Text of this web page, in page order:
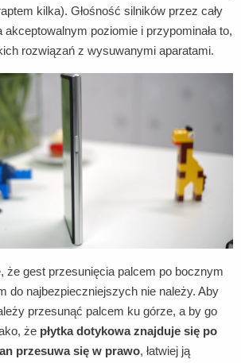
kilka). Głośność silników przez cały
akceptowalnym poziomie i przypominała to,
rozwiązań z wysuwanymi aparatami.
że gest przesunięcia palcem po bocznym
do najbezpieczniejszych nie należy. Aby
przesunąć palcem ku górze, a by go
że płytka dotykowa znajduje się po
przesuwasię w prawo, łatwiej ją